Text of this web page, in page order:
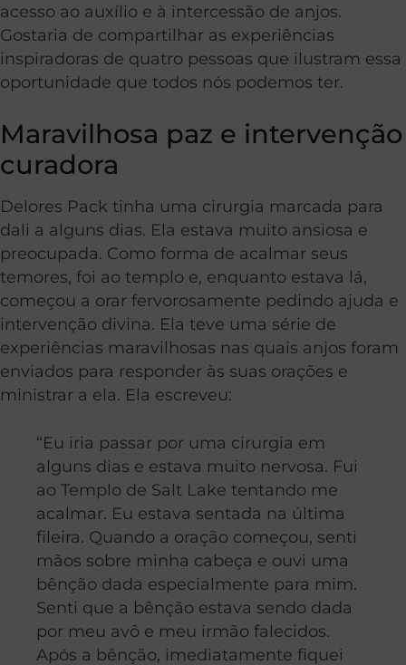
acesso ao auxílio e à intercessão de anjos.
Gostaria de compartilhar as experiências
inspiradoras de quatro pessoas que ilustram essa
oportunidade que todos nós podemos ter.
Maravilhosa paz e intervenção
curadora
Delores Pack tinha uma cirurgia marcada para
dali a alguns dias. Ela estava muito ansiosa e
preocupada. Como forma de acalmar seus
temores, foi ao templo e, enquanto estava lá,
começou a orar fervorosamente pedindo ajuda e
intervenção divina. Ela teve uma série de
experiências maravilhosas nas quais anjos foram
enviados para responder às suas orações e
ministrar a ela. Ela escreveu:
“Eu iria passar por uma cirurgia em
alguns dias e estava muito nervosa. Fui
ao Templo de Salt Lake tentando me
acalmar. Eu estava sentada na última
fileira. Quando a oração começou, senti
mãos sobre minha cabeça e ouvi uma
bênção dada especialmente para mim.
Senti que a bênção estava sendo dada
por meu avô e meu irmão falecidos.
Após a bênção, imediatamente fiquei